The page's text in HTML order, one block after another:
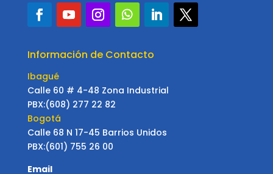
Información de Contacto
Ibagué
Calle 60 # 4-48 Zona Industrial
PBX:(608) 277 22 82
Bogotá
Calle 68 N 17-45 Barrios Unidos
PBX:(601) 755 26 00
Email